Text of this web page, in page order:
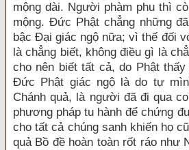
mộng dài. Người phàm phu thì
mộng. Đức Phật chẳng những
bậc Đại giác ngộ nữa; vì thế đối
là chẳng biết, không điều gì là
cho nên biết tất cả, do Phật
Đức Phật giác ngộ là do tự
Chánh quả, là người đã đi qua
phương pháp tu hành để chứng
cho tất cả chúng sanh khiến họ
quả Bồ đề hoàn toàn rốt ráo như